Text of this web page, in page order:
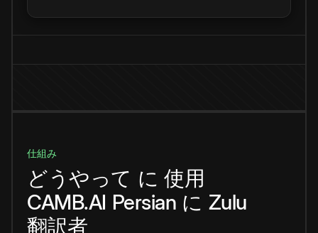
仕組み
どうやって に 使用
CAMB.AI Persian に Zulu
翻訳者